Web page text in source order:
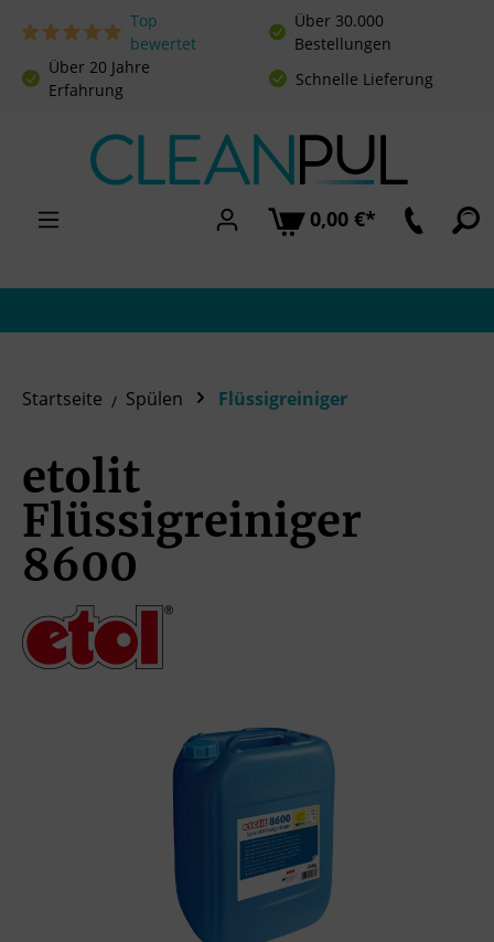
Zum Hauptinhalt springen
Top
bewertet
Über 30.000
Bestellungen
Über 20 Jahre
Erfahrung
Schnelle Lieferung
0,00 €*
Startseite Spülen Flüssigreiniger
etolit
Flüssigreiniger
8600